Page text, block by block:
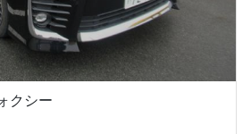
クシー